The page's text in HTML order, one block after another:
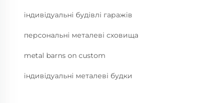
індивідуальні будівлі гаражів
персональні металеві сховища
metal barns on custom
індивідуальні металеві будки